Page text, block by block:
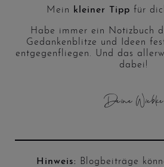
Mein kleiner Tipp für
Habe immer ein Notizbuch
Gedankenblitze und Ideen
entgegenfliegen. Und das
dabei!
Deine Wiebke
Hinweis: Blogbeiträge